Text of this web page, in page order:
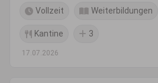
Vollzeit Weiterbildungen
Kantine 3
17.07.2026